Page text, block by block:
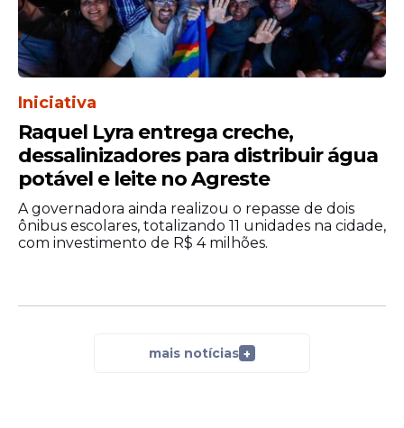
Iniciativa
Raquel Lyra entrega creche,
dessalinizadores para distribuir água
potável e leite no Agreste
A governadora ainda realizou o repasse de dois
ônibus escolares, totalizando 11 unidades na cidade,
com investimento de R$ 4 milhões.
mais notícias +